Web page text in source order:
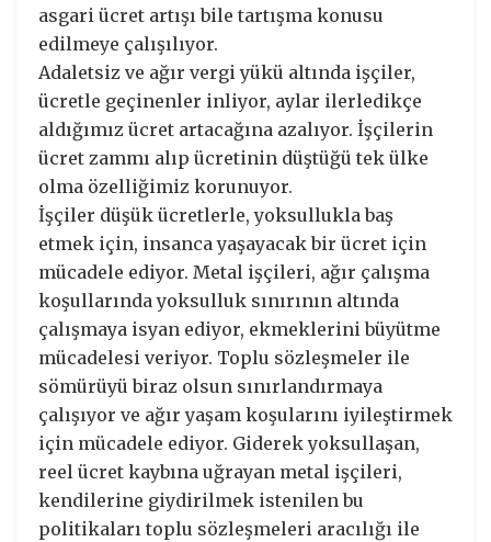
asgari ücret artışı bile tartışma konusu
edilmeye çalışılıyor.
Adaletsiz ve ağır vergi yükü altında işçiler,
ücretle geçinenler inliyor, aylar ilerledikçe
aldığımız ücret artacağına azalıyor. İşçilerin
ücret zammı alıp ücretinin düştüğü tek ülke
olma özelliğimiz korunuyor.
İşçiler düşük ücretlerle, yoksullukla baş
etmek için, insanca yaşayacak bir ücret için
mücadele ediyor. Metal işçileri, ağır çalışma
koşullarında yoksulluk sınırının altında
çalışmaya isyan ediyor, ekmeklerini büyütme
mücadelesi veriyor. Toplu sözleşmeler ile
sömürüyü biraz olsun sınırlandırmaya
çalışıyor ve ağır yaşam koşularını iyileştirmek
için mücadele ediyor. Giderek yoksullaşan,
reel ücret kaybına uğrayan metal işçileri,
kendilerine giydirilmek istenilen bu
politikaları toplu sözleşmeleri aracılığı ile